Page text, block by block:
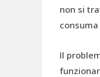
non si
Il